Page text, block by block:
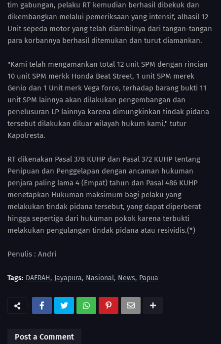
tim gabungan, pelaku RT kemudian berhasil dibekuk dan
dikembangkan melalui pemeriksaan yang intensif, alhasil 12
Unit sepeda motor yang telah diambilnya dari tangan-tangan
para korbannya berhasil ditemukan dan turut diamankan.
"Kami telah mengamankan total 12 unit SPM dengan rincian
10 unit SPM merkk Honda Beat Street, 1 unit SPM merek
Genio dan 1 Unit merk Vega force, terhadap barang bukti 11
unit SPM lainnya akan dilakukan pengembangan dan
penelusuran LP lainnya karena dimungkinkan tindak pidana
tersebut dilakukan diluar wilayah hukum kami," tutur
Kapolresta.
RT dikenakan Pasal 378 KUHP dan Pasal 372 KUHP tentang
Penipuan dan Penggelapan dengan ancaman hukuman
penjara paling lama 4 (Empat) tahun dan Pasal 486 KUHP
menetapkan Hukuman maksimum bagi pelaku yang
melakukan tindak pidana tersebut, yang dapat diperberat
hingga sepertiga dari hukuman pokok karena terbukti
melakukan pengulangan tindak pidana atau resividis.(*)
Penulis : Andri
Tags: DAERAH Jayapura Nasional News Papua
Post a Comment